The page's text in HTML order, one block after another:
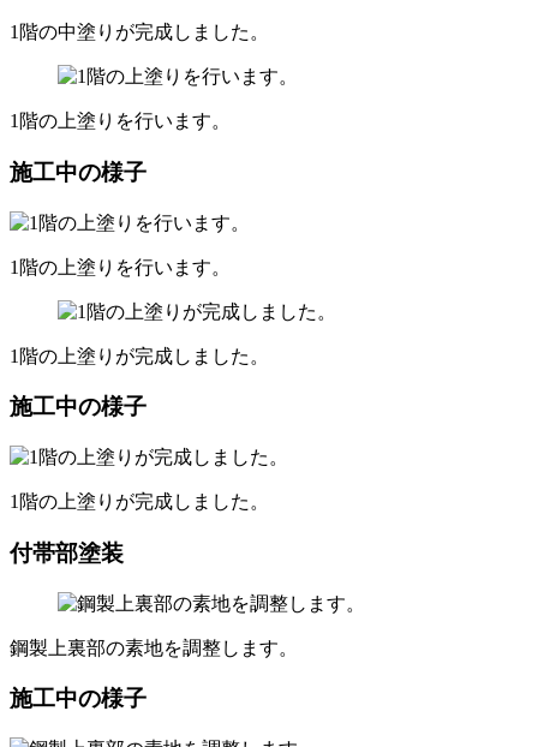
1階の中塗りが完成しました。
1階の上塗りを行います。
施工中の様子
1階の上塗りを行います。
1階の上塗りが完成しました。
施工中の様子
1階の上塗りが完成しました。
付帯部塗装
鋼製上裏部の素地を調整します。
施工中の様子